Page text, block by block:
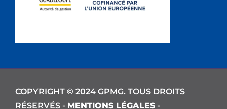
COPYRIGHT © 2024 GPMG. TOUS DROITS
RÉSERVÉS - MENTIONS LÉGALES -